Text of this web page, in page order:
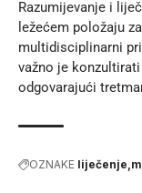
Razumijevanje i
ležećem položaju
multidisciplinarni
važno je
odgovarajući
OZNAKE liječenje